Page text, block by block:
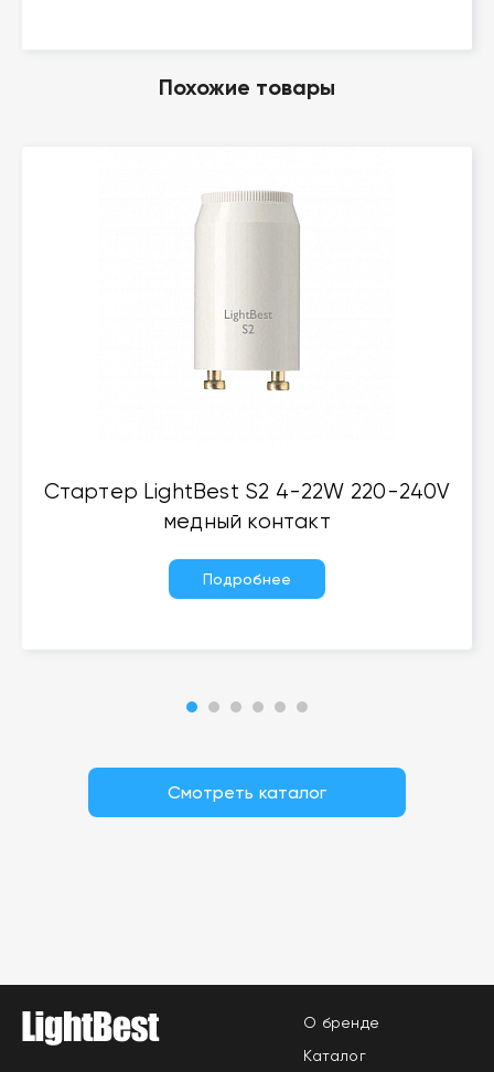
Похожие товары
Стартер LightBest S2 4-22W 220-240V
медный контакт
Подробнее
Смотреть каталог
О бренде
Каталог